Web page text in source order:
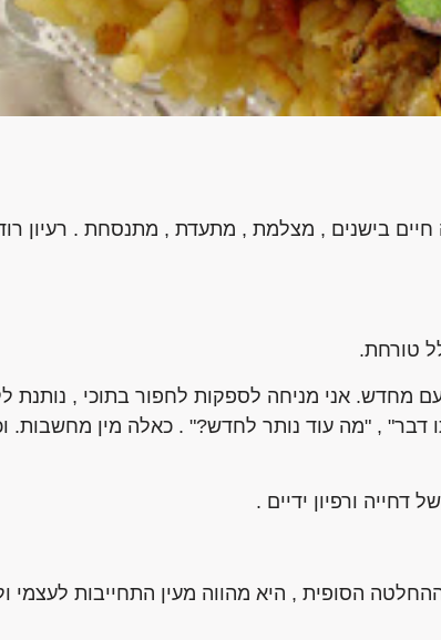
בישנים , מצלמת , מתעדת , מתנסחת . רעיון
טורחת.
מחדש. אני מניחה לספקות לחפור בתוכי , נותנת
דבר" , "מה עוד נותר לחדש?" . כאלה מין מחשבות.
ורפיון ידיים .
הסופית , היא מהווה מעין התחייבות לעצמי